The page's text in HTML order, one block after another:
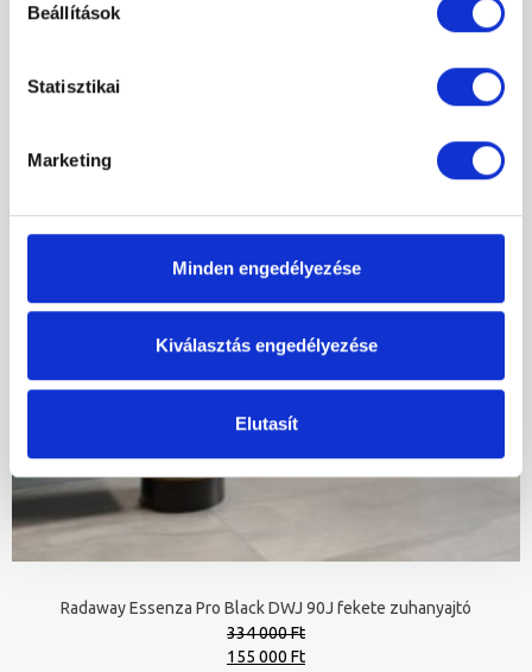
Beállítások
Statisztikai
Marketing
Minden engedélyezése
Kiválasztás engedélyezése
Elutasít
Radaway Essenza Pro Black DWJ 90J fekete zuhanyajtó
334 000 Ft
Original
155 000 FtCurrent